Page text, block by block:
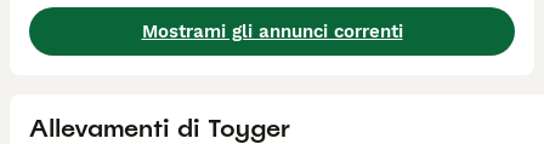
Mostrami gli annunci correnti
Allevamenti di Toyger